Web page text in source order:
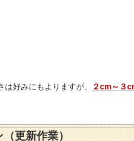
好みにもよりますが、 ２cm～３
更新作業）